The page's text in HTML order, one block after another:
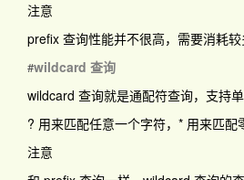
注意
prefix 查询性能并不很高，需要消耗较
#wildcard 查询
wildcard 查询就是通配符查询，支持单
? 用来匹配任意一个字符， * 用来匹配
注意